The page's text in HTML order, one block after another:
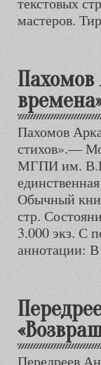
мастеров.
Пахомов
Пахомов
стихов».—
МГПИ им.
Обычный
стр.
3.000 экз. С
аннотации:
Передреев